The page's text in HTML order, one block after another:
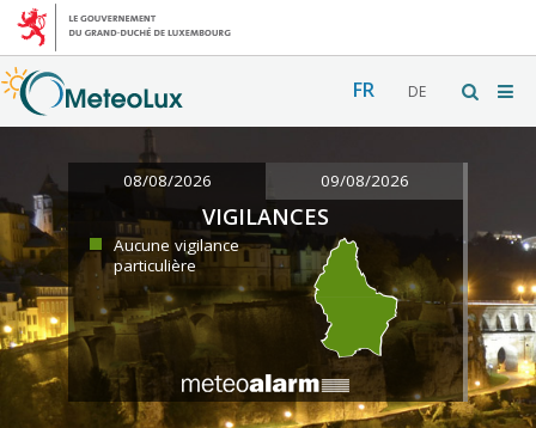
FR DE
08/08/2026 09/08/2026
VIGILANCES
Aucune vigilance
particulière